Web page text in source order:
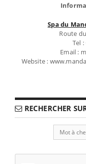
Spa du
Route
Tel :
Email :
Website :
RECHERCHER